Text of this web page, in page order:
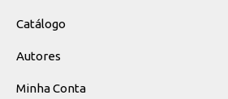
Catálogo
Autores
Minha Conta